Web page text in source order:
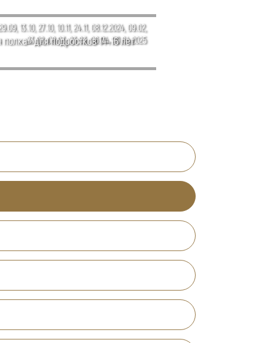
13.10, 27.10, 10.11, 24.11, 08.12.2024, 09.02,
23.02, 09.03, 23.03, 06.04, 20.04.2025
для подростков 14–16 лет